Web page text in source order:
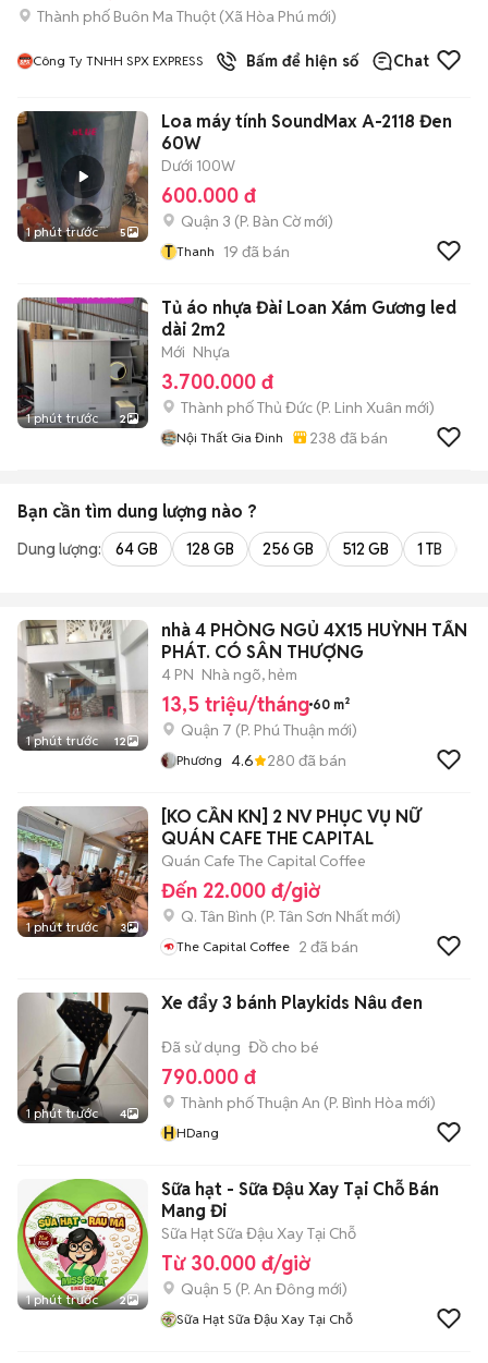
Thành phố Buôn Ma Thuột (Xã Hòa Phú mới)
Công Ty TNHH SPX EXPRESS Bấm để hiện số Chat
1 phút trước 5
Loa máy tính SoundMax A-2118 Đen
60W
Dưới 100W
600.000 đ
Quận 3 (P. Bàn Cờmới)
T Thanh 19 đã bán
1 phút trước 2
Tủ áo nhựa Đài Loan Xám Gương led
dài 2m2
Mới Nhựa
3.700.000 đ
Thành phố Thủ Đức (P. Linh Xuân mới)
Nội Thất Gia Đinh 238 đã bán
Bạn cần tìm dung lượng nào ?
Dung lượng: 64 GB 128 GB 256 GB 512 GB 1 TB
1 phút trước 12
nhà 4 PHÒNG NGỦ 4X15 HUỲNH TẤN
PHÁT. CÓ SÂN THƯỢNG
4 PN Nhà ngõ, hẻm
13,5 triệu/tháng 60 m²
Quận 7 (P. Phú Thuận mới)
Phương 4.6 280 đã bán
1 phút trước 3
[KO CẦN KN] 2 NV PHỤC VỤ NỮ
QUÁN CAFE THE CAPITAL
Quán Cafe The Capital Coffee
Đến 22.000 đ/giờ
Q. Tân Bình (P. Tân Sơn Nhất mới)
The Capital Coffee 2 đã bán
1 phút trước 4
Xe đẩy 3 bánh Playkids Nâu đen
Đã sử dụng Đồ cho bé
790.000 đ
Thành phố Thuận An (P. Bình Hòa mới)
HHDang
1 phút trước 2
Sữa hạt - Sữa Đậu Xay Tại Chỗ Bán
Mang Đi
Sữa Hạt Sữa Đậu Xay Tại Chỗ
Từ 30.000 đ/giờ
Quận 5 (P. An Đông mới)
Sữa Hạt Sữa Đậu Xay Tại Chỗ